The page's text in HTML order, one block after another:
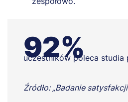
92%
uczestników poleca studia
Źródło: „Badanie